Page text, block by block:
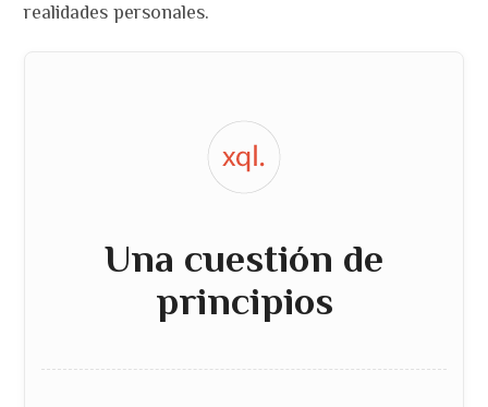
realidades personales.
Una cuestión de
principios